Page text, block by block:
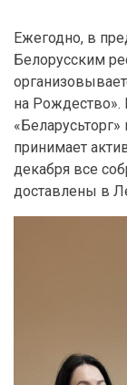
Ежегодно, в
Белорусским
на Рождество».
«Беларусьторг»
принимает
декабря все
доставлены в